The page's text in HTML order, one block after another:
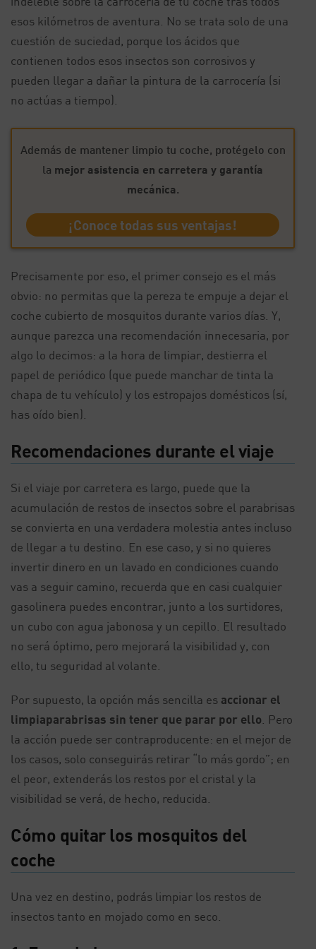
esos kilómetros de aventura. No se trata solo de una
cuestión de suciedad, porque los ácidos que
contienen todos esos insectos son corrosivos y
pueden llegar a dañar la pintura de la carrocería (si
no actúas a tiempo).
Además de mantener limpio tu coche, protégelo con
la mejor asistencia en carretera y garantía
mecánica.
¡Conoce todas sus ventajas!
Precisamente por eso, el primer consejo es el más
obvio: no permitas que la pereza te empuje a dejar el
coche cubierto de mosquitos durante varios días. Y,
aunque parezca una recomendación innecesaria, por
algo lo decimos: a la hora de limpiar, destierra el
papel de periódico (que puede manchar de tinta la
chapa de tu vehículo) y los estropajos domésticos (sí,
has oído bien).
Recomendaciones durante el viaje
Si el viaje por carretera es largo, puede que la
acumulación de restos de insectos sobre el parabrisas
se convierta en una verdadera molestia antes incluso
de llegar a tu destino. En ese caso, y si no quieres
invertir dinero en un lavado en condiciones cuando
vas a seguir camino, recuerda que en casi cualquier
gasolinera puedes encontrar, junto a los surtidores,
un cubo con agua jabonosa y un cepillo. El resultado
no será óptimo, pero mejorará la visibilidad y, con
ello, tu seguridad al volante.
Por supuesto, la opción más sencilla es accionar el
limpiaparabrisas sin tener que parar por ello . Pero
la acción puede ser contraproducente: en el mejor de
los casos, solo conseguirás retirar “lo más gordo”; en
el peor, extenderás los restos por el cristal y la
visibilidad se verá, de hecho, reducida.
Cómo quitar los mosquitos del
coche
Una vez en destino, podrás limpiar los restos de
insectos tanto en mojado como en seco.